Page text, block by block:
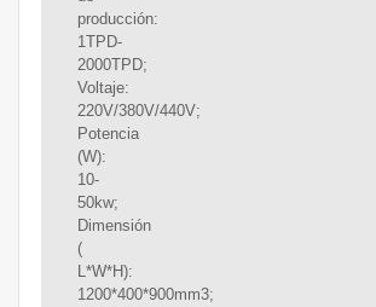
producción:
1TPD-
2000TPD;
Voltaje:
220V/380V/440V;
Potencia
(W):
10-
50kw;
Dimensión
(
L*W*H):
1200*400*900mm3;